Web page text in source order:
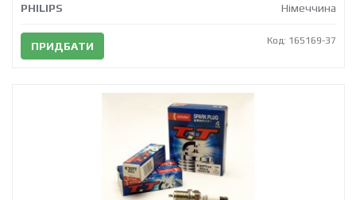
PHILIPS
Німеччина
ПРИДБАТИ Код: 165169-37